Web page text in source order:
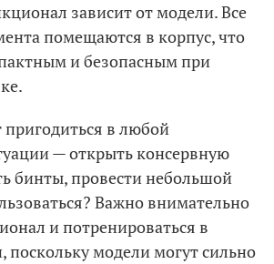
зависит от модели. Все
помещаются в корпус, что
и безопасным при
в любой
— открыть консервную
бинты, провести небольшой
Важно внимательно
и потренироваться в
поскольку модели могут сильно